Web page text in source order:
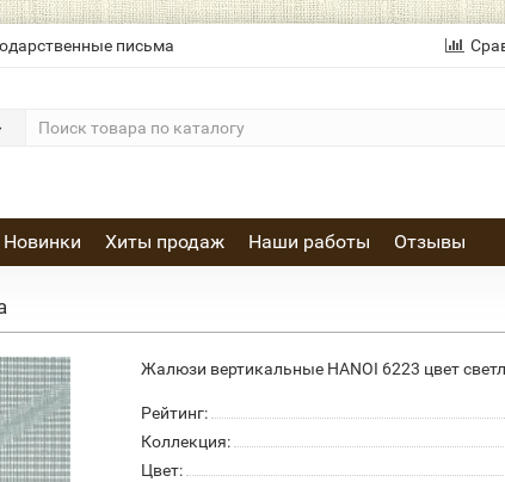
письма
Новинки Хиты продаж Наши работы Отзывы
Жалюзи вертикальные HANOI 6223 цвет
Рейтинг:
Коллекция:
Цвет: